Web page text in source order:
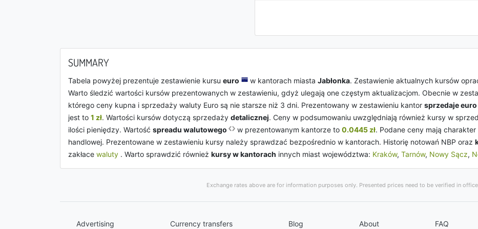
SUMMARY
Tabela powyżej prezentuje zestawienie kursu euro w kantorach miasta Jabłonka. Zestawienie aktualnych kursów
Warto śledzić wartości kursów prezentowanych w zestawieniu, gdyż ulegają one częstym aktualizacjom. Obecnie w
którego ceny kupna i sprzedaży waluty Euro są nie starsze niż 3 dni. Prezentowany w zestawieniu kantor sprzedaje euro
jest to 1 zł. Wartości kursów dotyczą sprzedaży detalicznej. Ceny w podsumowaniu uwzględniają również kursy w
ilości pieniędzy. Wartość spreadu walutowego w prezentowanym kantorze to 0.0445 zł. Podane ceny mają
handlowej. Prezentowane w zestawieniu kursy należy sprawdzać bezpośrednio w kantorach. Historię notowań NBP oraz
zakłace waluty . Warto sprawdzić również kursy w kantorach innych miast województwa: Kraków, Tarnów, Nowy Sącz,
Exchange rates above are for information purposes only. Presented prices need to be verified in
Advertising Currency transfers Blog About FAQ